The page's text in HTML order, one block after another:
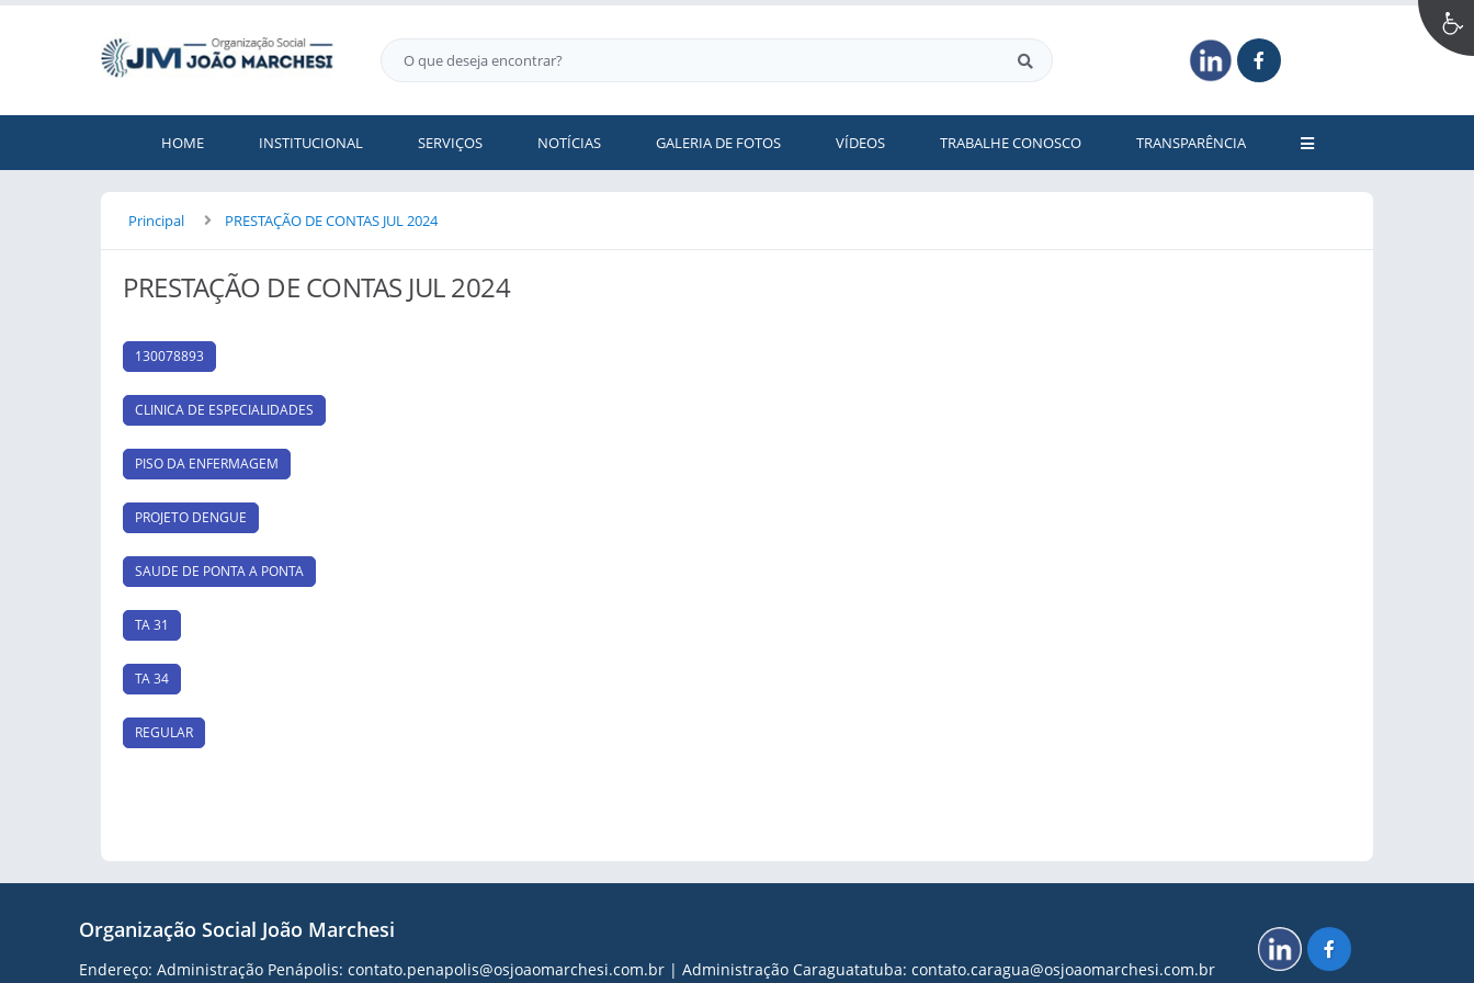
HOME INSTITUCIONAL SERVIÇOS NOTÍCIAS GALERIA DE FOTOS VÍDEOS TRABALHE CONOSCO TRANSPARÊNCIA
Principal PRESTAÇÃO DE CONTAS JUL 2024
PRESTAÇÃO DE CONTAS JUL 2024
130078893
CLINICA DE ESPECIALIDADES
PISO DA ENFERMAGEM
PROJETO DENGUE
SAUDE DE PONTA A PONTA
TA 31
TA 34
REGULAR
Organização Social João Marchesi
Endereço: Administração Penápolis: contato.penapolis@osjoaomarchesi.com.br | Administração Caraguatatuba: contato.caragua@osjoaomarchesi.com.br